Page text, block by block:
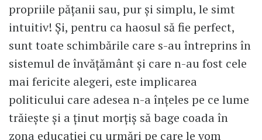
propriile păţanii sau, pur şi simplu, le simt
intuitiv! Şi, pentru ca haosul să fie perfect,
sunt toate schimbările care s-au întreprins în
sistemul de învăţământ şi care n-au fost cele
mai fericite alegeri, este implicarea
politicului care adesea n-a înţeles pe ce lume
trăieşte şi a ţinut morţiş să bage coada în
zona educaţiei cu urmări pe care le vom